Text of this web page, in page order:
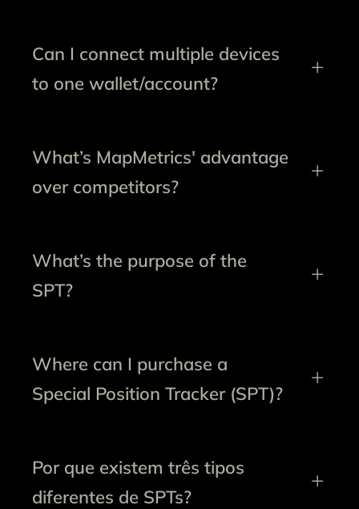
Can I connect multiple devices
to one wallet/account?
What’s MapMetrics' advantage
over competitors?
What’s the purpose of the
SPT?
Where can I purchase a
Special Position Tracker (SPT)?
Por que existem três tipos
diferentes de SPTs?